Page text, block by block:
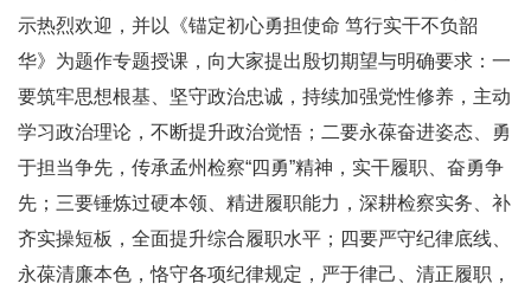
示热烈欢迎，并以《锚定初心勇担使命 笃行实干不负韶
华》为题作专题授课，向大家提出殷切期望与明确要求：一
要筑牢思想根基、坚守政治忠诚，持续加强党性修养，主动
学习政治理论，不断提升政治觉悟；二要永葆奋进姿态、勇
于担当争先，传承孟州检察“四勇”精神，实干履职、奋勇争
先；三要锤炼过硬本领、精进履职能力，深耕检察实务、补
齐实操短板，全面提升综合履职水平；四要严守纪律底线、
永葆清廉本色，恪守各项纪律规定，严于律己、清正履职，